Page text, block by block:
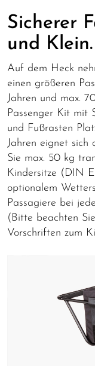
Sicherer
und Klein.
Auf dem Heck
einen größeren
Jahren und max.
Passenger Kit mit
und Fußrasten
Jahren eignet
Sie max. 50 kg
Kindersitze (DIN
optionalem
Passagiere bei
(Bitte beachten
Vorschriften zum